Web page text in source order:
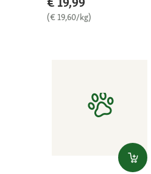
(€ 19,60/kg)